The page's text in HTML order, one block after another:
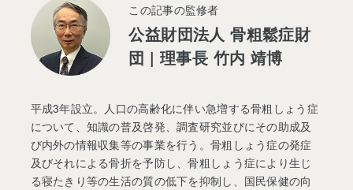
この記事の監修者
公益財団法人 骨粗鬆症財
団 | 理事長 竹内 靖博
平成3年設立。人口の高齢化に伴い急増する骨粗しょう症
について、知識の普及啓発、調査研究並びにその助成及
び内外の情報収集等の事業を行う。骨粗しょう症の発症
及びそれによる骨折を予防し、骨粗しょう症により生じ
る寝たきり等の生活の質の低下を抑制し、国民保健の向